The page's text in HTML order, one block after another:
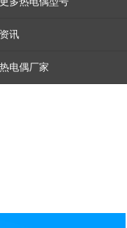
资讯
热电偶厂家
蒸气)